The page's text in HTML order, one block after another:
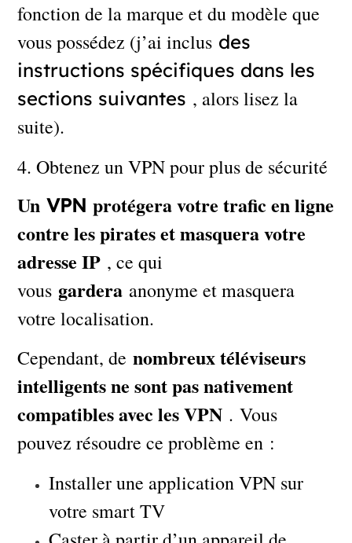
fonction de la marque et du modèle que
vous possédez (j’ai inclus des
instructions spécifiques dans les
sections suivantes , alors lisez la
suite).
4. Obtenez un VPN pour plus de sécurité
UnVPN protégera votre trafic en ligne
contre les pirates et masquera votre
adresse IP , ce qui
vous gardera anonyme et masquera
votre localisation.
Cependant, denombreux téléviseurs
intelligents ne sont pas nativement
compatibles avec les VPN . Vous
pouvez résoudre ce problème en :
Installer une application VPN sur
votre smart TV